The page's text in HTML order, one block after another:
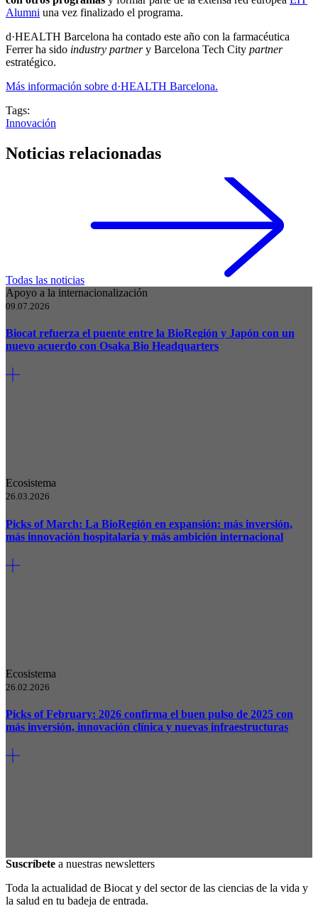
Alumni una vez finalizado el programa.
d·HEALTH Barcelona ha contado este año con la farmacéutica
Ferrer ha sido industry partnery Barcelona Tech City partner
estratégico.
Más información sobre d·HEALTH Barcelona.
Tags:
Innovación
Noticias relacionadas
Todas las noticias
Apoyo a la internacionalización
09.07.2026
Biocat refuerza el puente entre la BioRegión y Japón con un
nuevo acuerdo con Osaka Bio Headquarters
Ecosistema
26.03.2026
Picks of March: La BioRegión en expansión: más inversión,
más innovación hospitalaria y más ambición internacional
Ecosistema
26.02.2026
Picks of February: 2026 confirma el buen pulso de 2025 con
más inversión, innovación clínica y nuevas infraestructuras
Suscríbete a nuestras newsletters
Toda la actualidad de Biocat y del sector de las ciencias de la vida y
la salud en tu badeja de entrada.